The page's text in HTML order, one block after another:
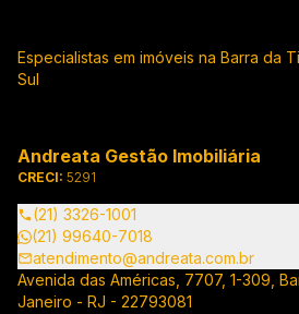
Especialistas em imóveis na Barra da
Sul
Andreata Gestão Imobiliária
CRECI: 5291
(21) 3326-1001
(21) 99640-7018
atendimento@andreata.com.br
Avenida das Américas, 7707, 1-309,
Janeiro - RJ - 22793081